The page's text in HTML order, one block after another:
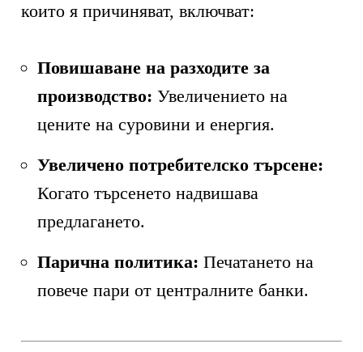
които я причиняват, включват:
Повишаване на разходите за
производство: Увеличението на
цените на суровини и енергия.
Увеличено потребителско търсене:
Когато търсенето надвишава
предлагането.
Парична политика: Печатането на
повече пари от централните банки.